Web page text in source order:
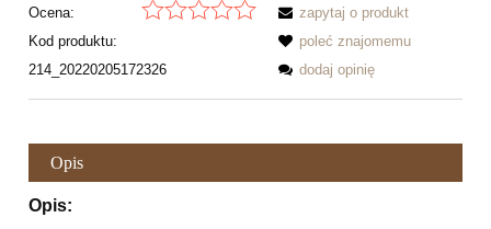
Ocena:
Kod produktu:
214_20220205172326
zapytaj o produkt
poleć znajomemu
dodaj opinię
Opis
Opis: